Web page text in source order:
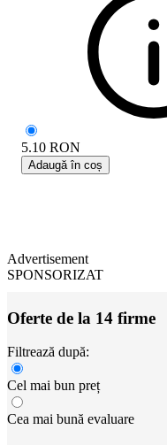
5.10 RON
Adaugă în coș
Advertisement
SPONSORIZAT
Oferte de la 14 firme
Filtrează după:
Cel mai bun preț
Cea mai bună evaluare